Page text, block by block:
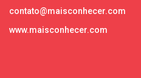
contato@maisconhecer.com
www.maisconhecer.com